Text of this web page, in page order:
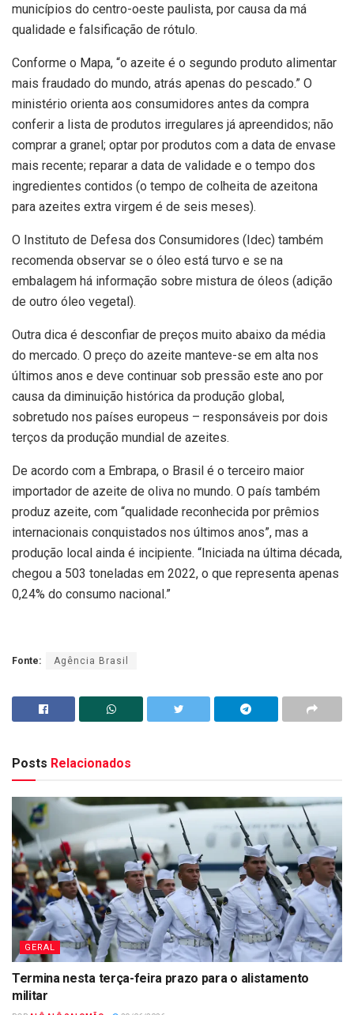
municípios do centro-oeste paulista, por causa da má
qualidade e falsificação de rótulo.
Conforme o Mapa, “o azeite é o segundo produto alimentar
mais fraudado do mundo, atrás apenas do pescado.” O
ministério orienta aos consumidores antes da compra
conferir a lista de produtos irregulares já apreendidos; não
comprar a granel; optar por produtos com a data de envase
mais recente; reparar a data de validade e o tempo dos
ingredientes contidos (o tempo de colheita de azeitona
para azeites extra virgem é de seis meses).
O Instituto de Defesa dos Consumidores (Idec) também
recomenda observar se o óleo está turvo e se na
embalagem há informação sobre mistura de óleos (adição
de outro óleo vegetal).
Outra dica é desconfiar de preços muito abaixo da média
do mercado. O preço do azeite manteve-se em alta nos
últimos anos e deve continuar sob pressão este ano por
causa da diminuição histórica da produção global,
sobretudo nos países europeus – responsáveis por dois
terços da produção mundial de azeites.
De acordo com a Embrapa, o Brasil é o terceiro maior
importador de azeite de oliva no mundo. O país também
produz azeite, com “qualidade reconhecida por prêmios
internacionais conquistados nos últimos anos”, mas a
produção local ainda é incipiente. “Iniciada na última década,
chegou a 503 toneladas em 2022, o que representa apenas
0,24% do consumo nacional.”
Fonte: Agência Brasil
Posts Relacionados
GERAL
Termina nesta terça-feira prazo para o alistamento
militar